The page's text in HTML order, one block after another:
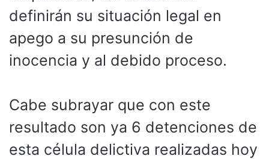
definirán su situación legal en
apego a su presunción de
inocencia y al debido proceso.
Cabe subrayar que con este
resultado son ya 6 detenciones de
esta célula delictiva realizadas hoy